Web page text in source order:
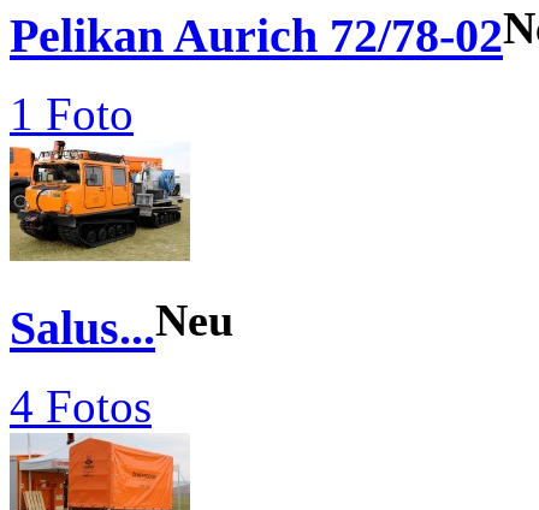
Pelikan Aurich 72/78-02
1 Foto
Salus...Neu
4 Fotos